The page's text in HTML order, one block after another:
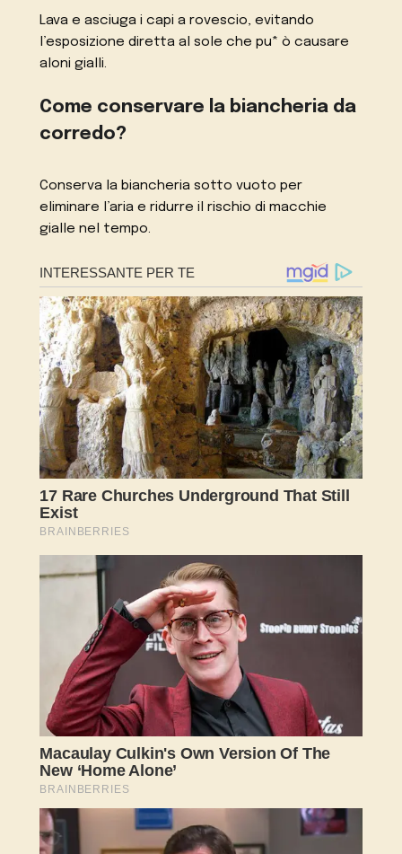
Lava e asciuga i capi a rovescio, evitando
l’esposizione diretta al sole che pu* ò causare
aloni gialli.
Come conservare la biancheria da
corredo?
Conserva la biancheria sotto vuoto per
eliminare l’aria e ridurre il rischio di macchie
gialle nel tempo.